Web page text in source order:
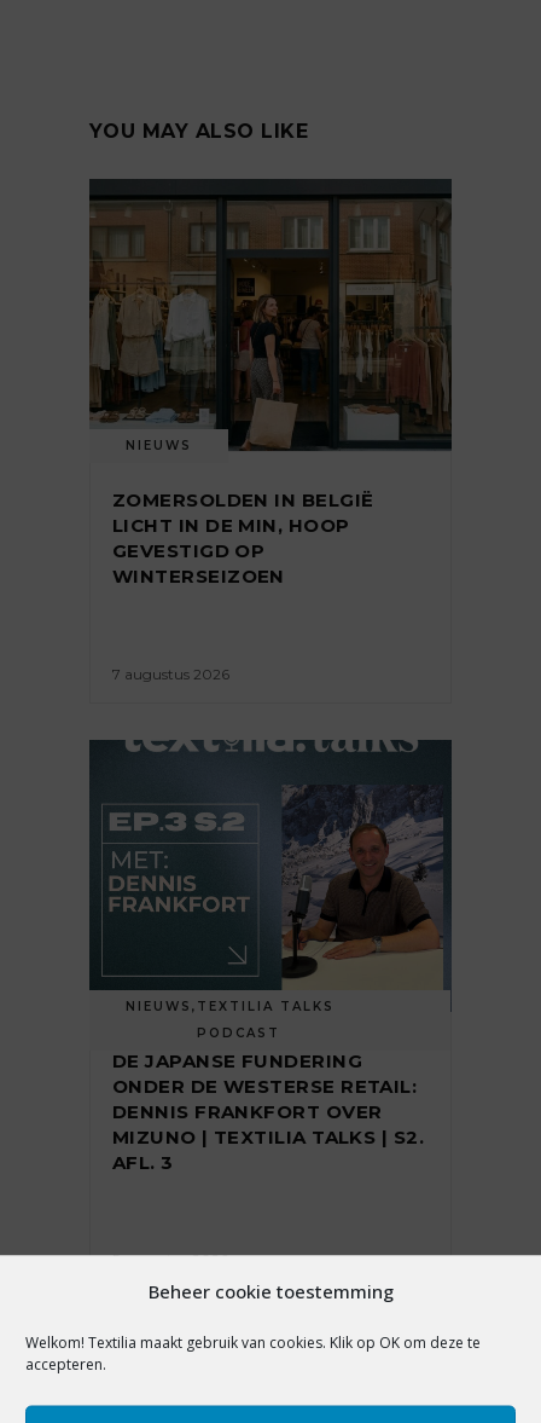
Beheer cookie toestemming
Welkom! Textilia maakt gebruik van cookies. Klik op OK om deze te
accepteren.
YOU MAY ALSO LIKE
NIEUWS
ZOMERSOLDEN IN BELGIË
LICHT IN DE MIN, HOOP
GEVESTIGD OP
WINTERSEIZOEN
7 augustus 2026
NIEUWS , TEXTILIA TALKS
PODCAST
DE JAPANSE FUNDERING
ONDER DE WESTERSE RETAIL:
DENNIS FRANKFORT OVER
MIZUNO | TEXTILIA TALKS | S2.
AFL. 3
5 augustus 2026